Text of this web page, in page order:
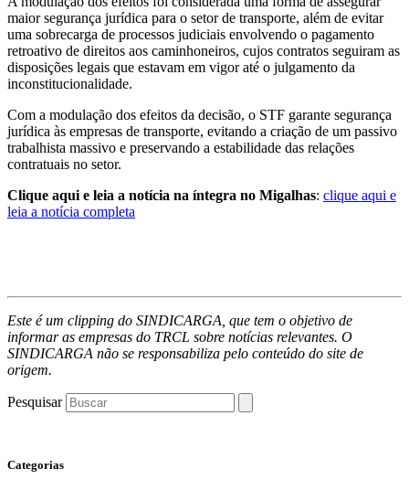
maior segurança jurídica para o setor de transporte, além de evitar
uma sobrecarga de processos judiciais envolvendo o pagamento
retroativo de direitos aos caminhoneiros, cujos contratos seguiram as
disposições legais que estavam em vigor até o julgamento da
inconstitucionalidade.
Com a modulação dos efeitos da decisão, o STF garante segurança
jurídica às empresas de transporte, evitando a criação de um passivo
trabalhista massivo e preservando a estabilidade das relações
contratuais no setor.
Clique aqui e leia a notícia na íntegra no Migalhas: clique aqui e
leia a notícia completa
Este é um clipping do SINDICARGA, que tem o objetivo de
informar as empresas do TRCL sobre notícias relevantes. O
SINDICARGA não se responsabiliza pelo conteúdo do site de
origem.
Pesquisar
Categorias